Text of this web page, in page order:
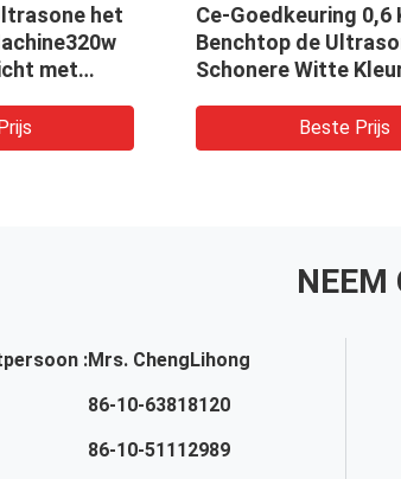
het
met
Ce-Goedkeuring 0,6
Benchtop de
Schonere Witte
Beste Prijs
NEEM
:Mrs. ChengLihong
86-10-63818120
86-10-51112989